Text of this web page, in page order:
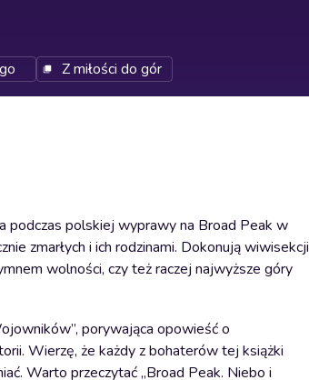
Z miłości do gór
podczas polskiej wyprawy na Broad Peak w
zmarłych i ich rodzinami. Dokonują wiwisekcji
wolności, czy też raczej najwyższe góry
porywająca opowieść o
Wierzę, że każdy z bohaterów tej książki
Warto przeczytać „Broad Peak. Niebo i